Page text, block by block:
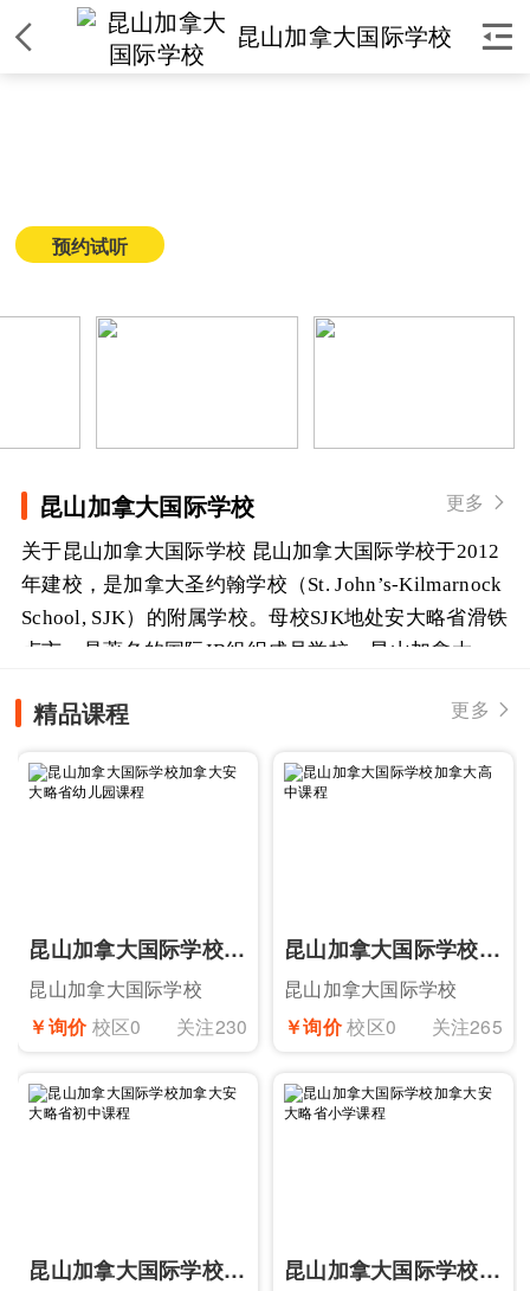
昆山加拿大国际学校
 
预约试听
昆山加拿大国际学校 更多 
关于昆山加拿大国际学校 昆山加拿大国际学校于2012
年建校，是加拿大圣约翰学校（St. John’s-Kilmarnock
School, SJK）的附属学校。母校SJK地处安大略省滑铁
卢市，是著名的国际IB组织成员学校。昆山加拿大国
精品课程 更多 
昆山加拿大国际学校加拿大安大略省幼儿园课程
昆山加拿大国际学校
￥询价 校区0 关注230
昆山加拿大国际学校加拿大高中课程
昆山加拿大国际学校
￥询价校区0 关注265
昆山加拿大国际学校加拿大安大略省初中课程 昆山加拿大国际学校加拿大安大略省小学课程